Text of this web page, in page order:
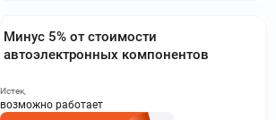
Минус 5% от стоимости
автоэлектронных компонентов
Истек,
возможно работает